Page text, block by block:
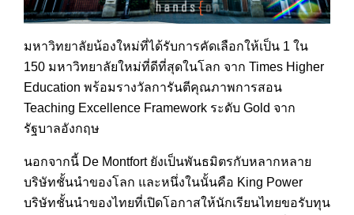
มหาวิทยาลัยน้องใหม่ที่ได้รับการคัดเลือกให้เป็น 1 ใน
150 มหาวิทยาลัยใหม่ที่ดีที่สุดในโลก จาก Times Higher
Education พร้อมรางวัลการันตีคุณภาพการสอน
Teaching Excellence Framework ระดับ Gold จาก
รัฐบาลอังกฤษ
นอกจากนี้ De Montfort ยังเป็นพันธมิตรกับหลากหลาย
บริษัทชั้นนำของโลก และหนึ่งในนั้นคือ King Power
บริษัทชั้นนำของไทยที่เปิดโอกาสให้นักเรียนไทยขอรับทุน